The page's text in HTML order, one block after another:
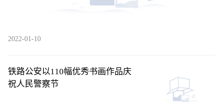
2022-01-10
铁路公安以110幅优秀书画作品庆
祝人民警察节